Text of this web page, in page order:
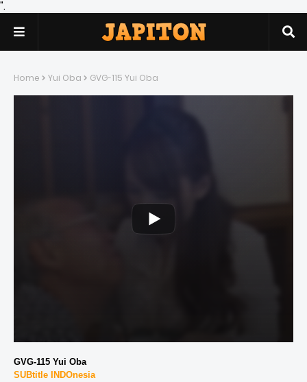
".
Home Yui Oba GVG-115 Yui Oba
GVG-115 Yui Oba
SUBtitle INDOnesia